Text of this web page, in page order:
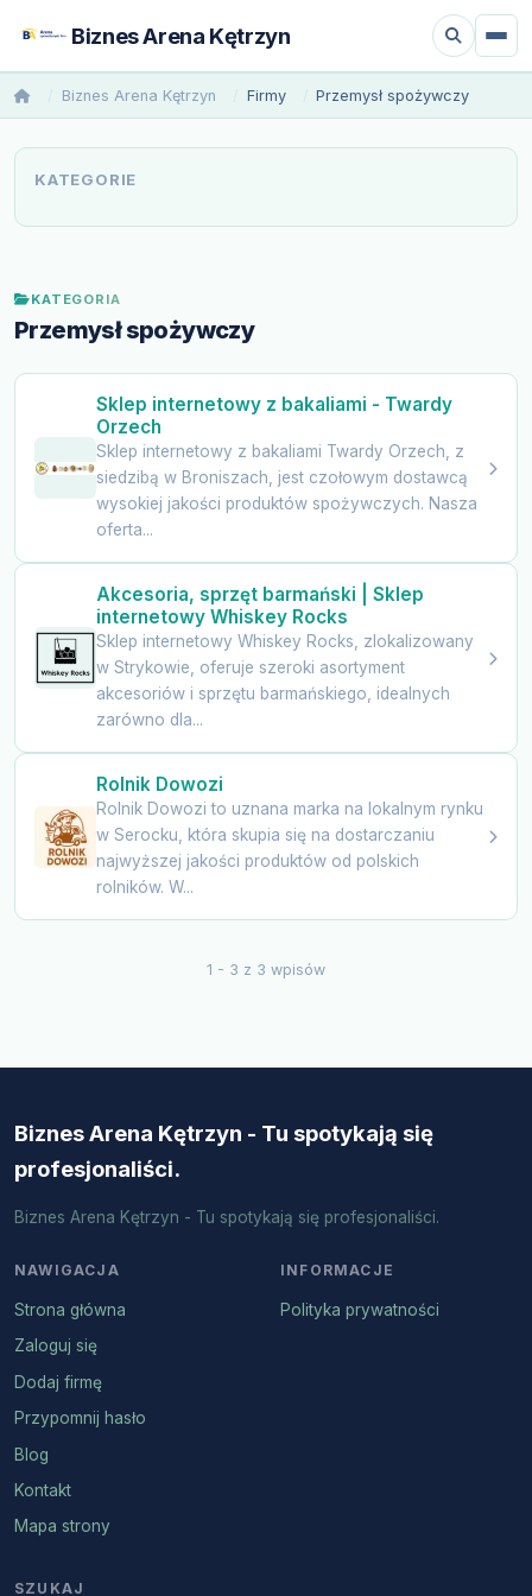
Biznes Arena Kętrzyn
Biznes Arena Kętrzyn Firmy Przemysł spożywczy
KATEGORIE
KATEGORIA
Przemysł spożywczy
Sklep internetowy z bakaliami - Twardy
Orzech
Sklep internetowy z bakaliami Twardy Orzech, z
siedzibą w Broniszach, jest czołowym dostawcą
wysokiej jakości produktów spożywczych. Nasza
oferta...
Akcesoria, sprzęt barmański | Sklep
internetowy Whiskey Rocks
Sklep internetowy Whiskey Rocks, zlokalizowany
w Strykowie, oferuje szeroki asortyment
akcesoriów i sprzętu barmańskiego, idealnych
zarówno dla...
Rolnik Dowozi
Rolnik Dowozi to uznana marka na lokalnym rynku
w Serocku, która skupia się na dostarczaniu
najwyższej jakości produktów od polskich
rolników. W...
1 - 3 z 3 wpisów
Biznes Arena Kętrzyn - Tu spotykają się
profesjonaliści.
Biznes Arena Kętrzyn - Tu spotykają się profesjonaliści.
NAWIGACJA
Strona główna
Zaloguj się
Dodaj firmę
Przypomnij hasło
Blog
Kontakt
Mapa strony
INFORMACJE
Polityka prywatności
SZUKAJ